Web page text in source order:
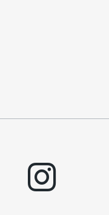
instagram